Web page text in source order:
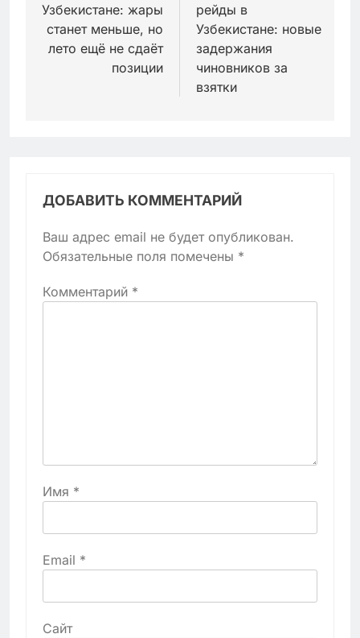
записям
Узбекистане: жары
станет меньше, но
лето ещё не сдаёт
позиции
рейды в
Узбекистане: новые
задержания
чиновников за
взятки
ДОБАВИТЬ КОММЕНТАРИЙ
Ваш адрес email не будет опубликован.
Обязательные поля помечены *
Комментарий *
Имя *
Email *
Сайт